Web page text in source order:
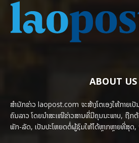
ABOUT US
ສຳນັກຂ່າວ laopost.com ຈະສ້າງໂຕເອງໃຫ້ກາຍເ
ຄົນລາວ ໂດຍນຳສະເໜີຂ່າວສານທີ່ມີຄຸນນະພາບ, ຖືກຕ້
ພັກ-ລັດ, ເປັນປະໂຫຍດຕໍ່ຜູ້ຊົມໃຫ້ໄດ້ຫຼາກຫຼາຍທີ່ສຸດ,